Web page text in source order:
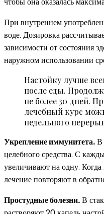
При внутреннем
воде. Дозировка
зависимости от состояния
наружном использовании
Настойку лучше
после еды.
не более 30 дней.
лечебный курс
недельного
Укрепление иммунитета.В
целебного средства. С
увеличивают на одну.
лечение повторяют в
Простудные болезни.В